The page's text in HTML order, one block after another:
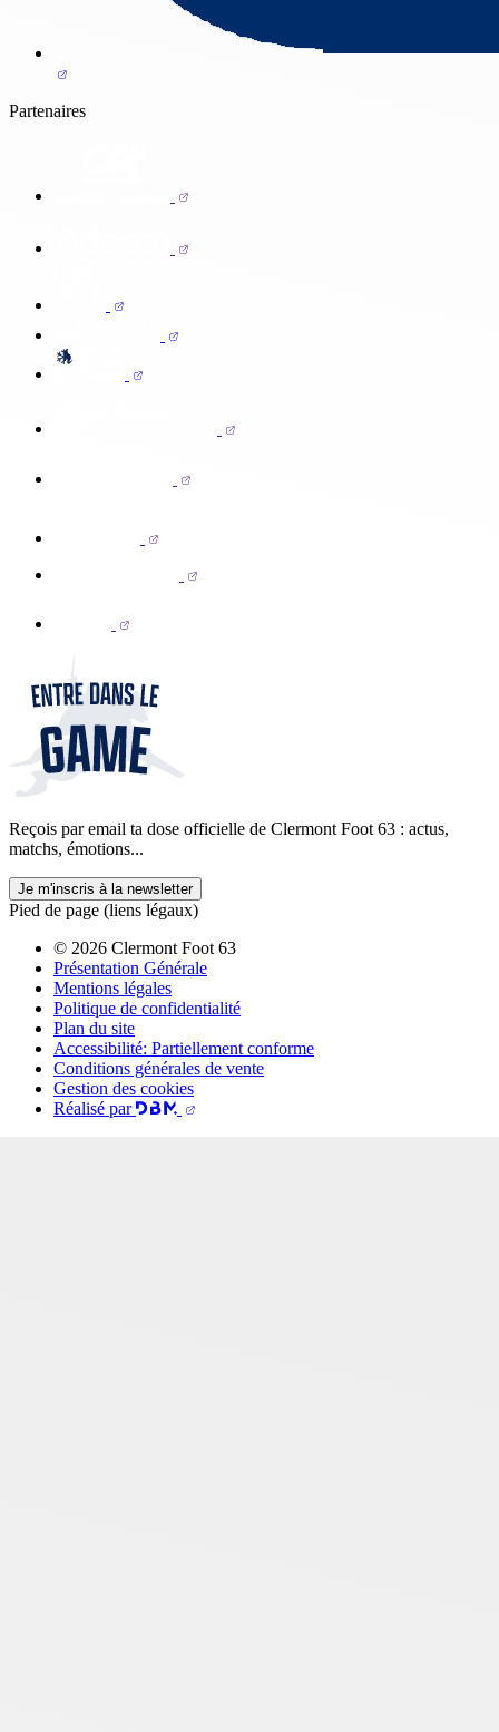
Partenaires
Reçois par email ta dose officielle de Clermont Foot 63 : actus,
matchs, émotions...
Je m'inscris à la newsletter
Pied de page (liens légaux)
© 2026 Clermont Foot 63
Présentation Générale
Mentions légales
Politique de confidentialité
Plan du site
Accessibilité: Partiellement conforme
Conditions générales de vente
Gestion des cookies
Réalisé par